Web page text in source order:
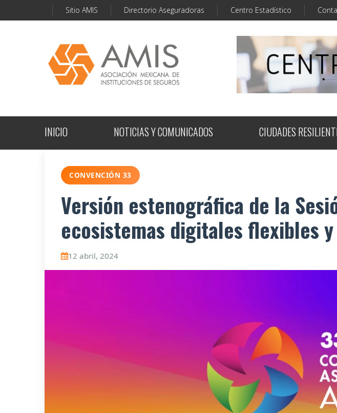
Sitio AMIS Directorio Aseguradoras Centro Estadístico
INICIO NOTICIAS Y COMUNICADOS CIUDADES
CONVENCIÓN 33
Versión estenográfica de la
ecosistemas digitales flexibles
12 abril, 2024